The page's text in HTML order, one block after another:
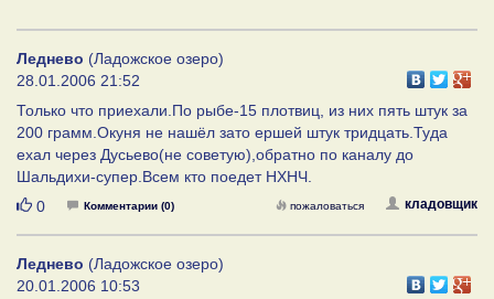
Леднево (Ладожское озеро)
28.01.2006 21:52
Только что приехали.По рыбе-15 плотвиц, из них пять штук за
200 грамм.Окуня не нашёл зато ершей штук тридцать.Туда
ехал через Дусьево(не советую),обратно по каналу до
Шальдихи-супер.Всем кто поедет НХНЧ.
Нравится
0 Комментарии (0) кладовщик
пожаловаться
Леднево (Ладожское озеро)
20.01.2006 10:53